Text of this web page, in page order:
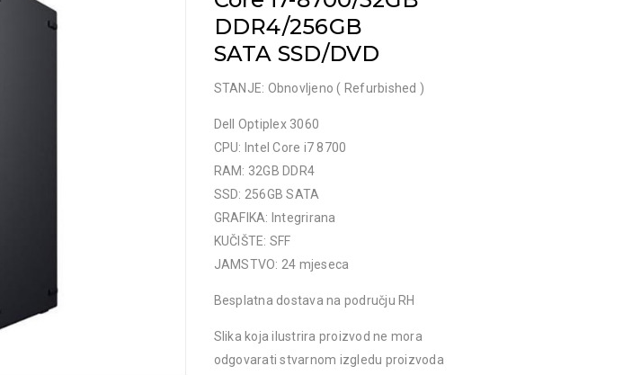
DDR4/256GB
SATA SSD/DVD
STANJE: Obnovljeno ( Refurbished )
Dell Optiplex 3060
CPU: Intel Core i7 8700
RAM: 32GB DDR4
SSD: 256GB SATA
GRAFIKA: Integrirana
KUČIŠTE: SFF
JAMSTVO: 24 mjeseca
Besplatna dostava na području RH
Slika koja ilustrira proizvod ne mora
odgovarati stvarnom izgledu proizvoda